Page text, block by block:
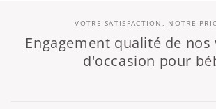
VOTRE SATISFACTION, NOTRE
Engagement qualité de
d'occasion pour